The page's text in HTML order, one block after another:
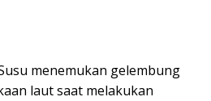
menemukan gelembung
laut saat melakukan